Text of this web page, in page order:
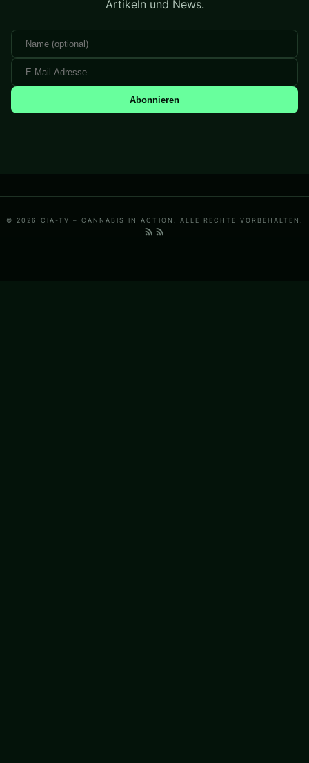
Artikeln und News.
Abonnieren
© 2026 CIA-TV – CANNABIS IN ACTION. ALLE RECHTE VORBEHALTEN.